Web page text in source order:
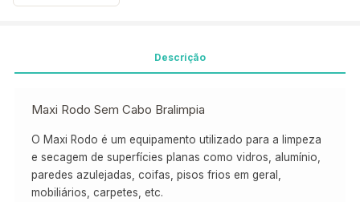
Descrição
Maxi Rodo Sem Cabo Bralimpia
O Maxi Rodo é um equipamento utilizado para a limpeza
e secagem de superfícies planas como vidros, alumínio,
paredes azulejadas, coifas, pisos frios em geral,
mobiliários, carpetes, etc.